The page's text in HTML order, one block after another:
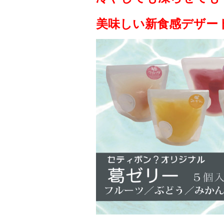
美味しい新食感デザー